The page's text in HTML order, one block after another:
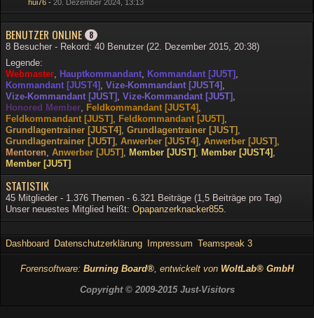
hui76 - 20. Dezember 2024, 13:13
BENUTZER ONLINE 8
8 Besucher - Rekord: 40 Benutzer (22. Dezember 2015, 20:38)
Legende:
Webmaster
Hauptkommandant
Kommandant [JU5T]
Kommandant [JUST4]
Vize-Kommandant [JUST4]
Vize-Kommandant [JUST]
Vize-Kommandant [JU5T]
Honored Member
Feldkommandant [JUST4]
Feldkommandant [JUST]
Feldkommandant [JU5T]
Grundlagentrainer [JUST4]
Grundlagentrainer [JUST]
Grundlagentrainer [JU5T]
Anwerber [JUST4]
Anwerber [JUST]
Mentoren Anwerber [JU5T] Member [JUST]
Member [JUST4]
Member [JU5T]
STATISTIK
45 Mitglieder - 1.376 Themen - 6.321 Beiträge (1,5 Beiträge pro Tag)
Unser neuestes Mitglied heißt: Opapanzerknacker855.
Dashboard Datenschutzerklärung Impressum Teamspeak 3
Forensoftware: Burning Board®, entwickelt von WoltLab® GmbH
Copyright © 2009-2015 Just-Visitors